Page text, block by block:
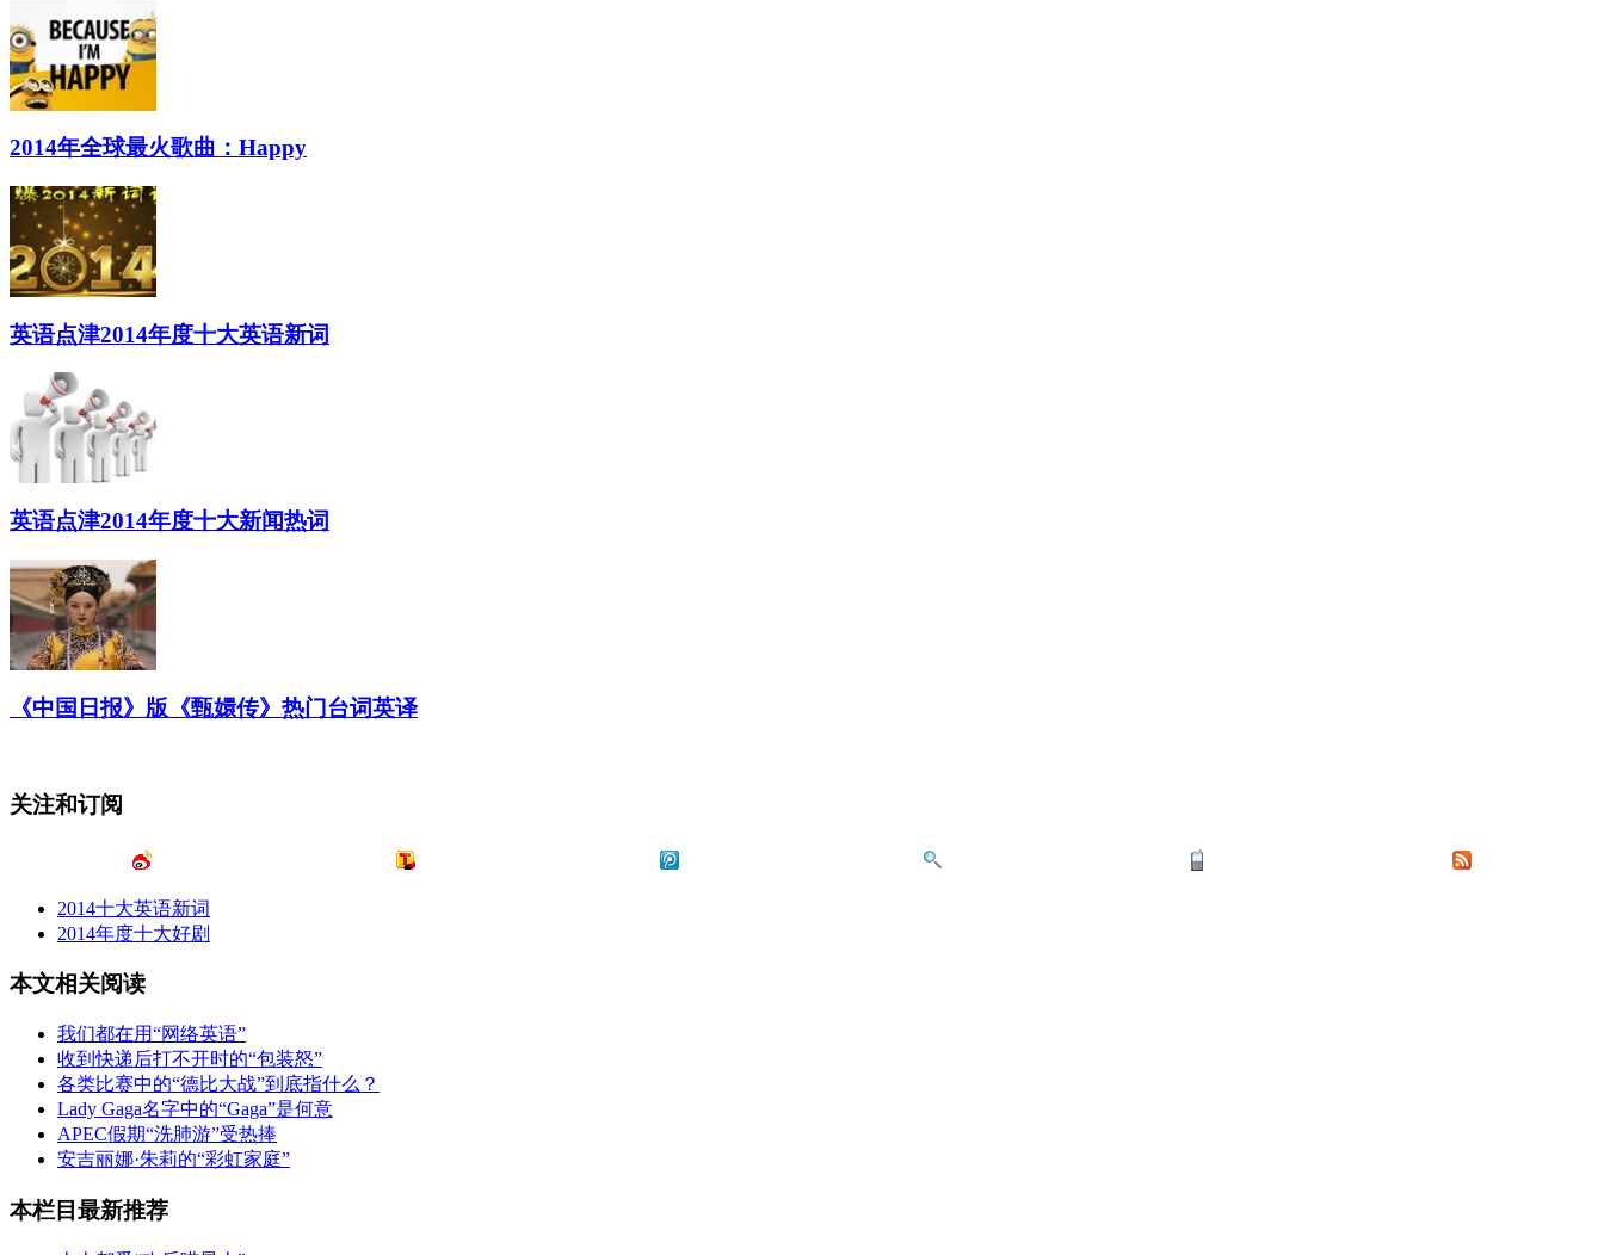
2014年全球最火歌曲：Happy
英语点津2014年度十大英语新词
英语点津2014年度十大新闻热词
《中国日报》版《甄嬛传》热门台词英译
关注和订阅
2014十大英语新词
2014年度十大好剧
本文相关阅读
我们都在用“网络英语”
收到快递后打不开时的“包装怒”
各类比赛中的“德比大战”到底指什么？
Lady Gaga名字中的“Gaga”是何意
APEC假期“洗肺游”受热捧
安吉丽娜·朱莉的“彩虹家庭”
本栏目最新推荐